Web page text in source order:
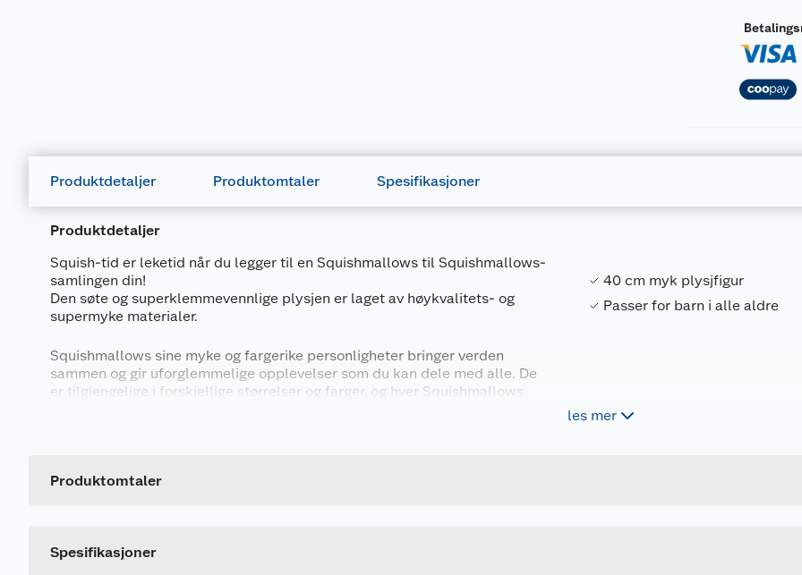
Produktdetaljer Produktomtaler Spesifikasjoner
Produktdetaljer
Squish-tid er leketid når du legger til en Squishmallows til Squishmallows-
samlingen din!
Den søte og superklemmevennlige plysjen er laget av høykvalitets- og
supermyke materialer.
Squishmallows sine myke og fargerike personligheter bringer verden
sammen og gir uforglemmelige opplevelser som du kan dele med alle. De
er tilgjengelige i forskjellige størrelser og farger, og hver Squishmallows
40 cm myk plysjfigur
Passer for barn i alle aldre
les mer
Produktomtaler
Spesifikasjoner
Leverandørens artikkelnummer
Forpakningsmål